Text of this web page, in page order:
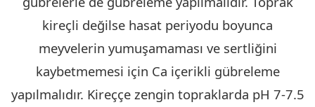
kireçli değilse hasat periyodu boyunca
meyvelerin yumuşamaması ve sertliğini
kaybetmemesi için Ca içerikli gübreleme
yapılmalıdır. Kireççe zengin topraklarda pH 7-7.5